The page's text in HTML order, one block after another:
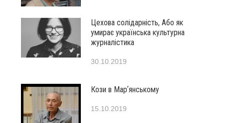
Цехова солідарність, Або як
умирає українська культурна
журналістика
30.10.2019
Кози в Марʼянському
15.10.2019